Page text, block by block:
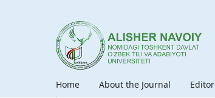
Home About the Journal